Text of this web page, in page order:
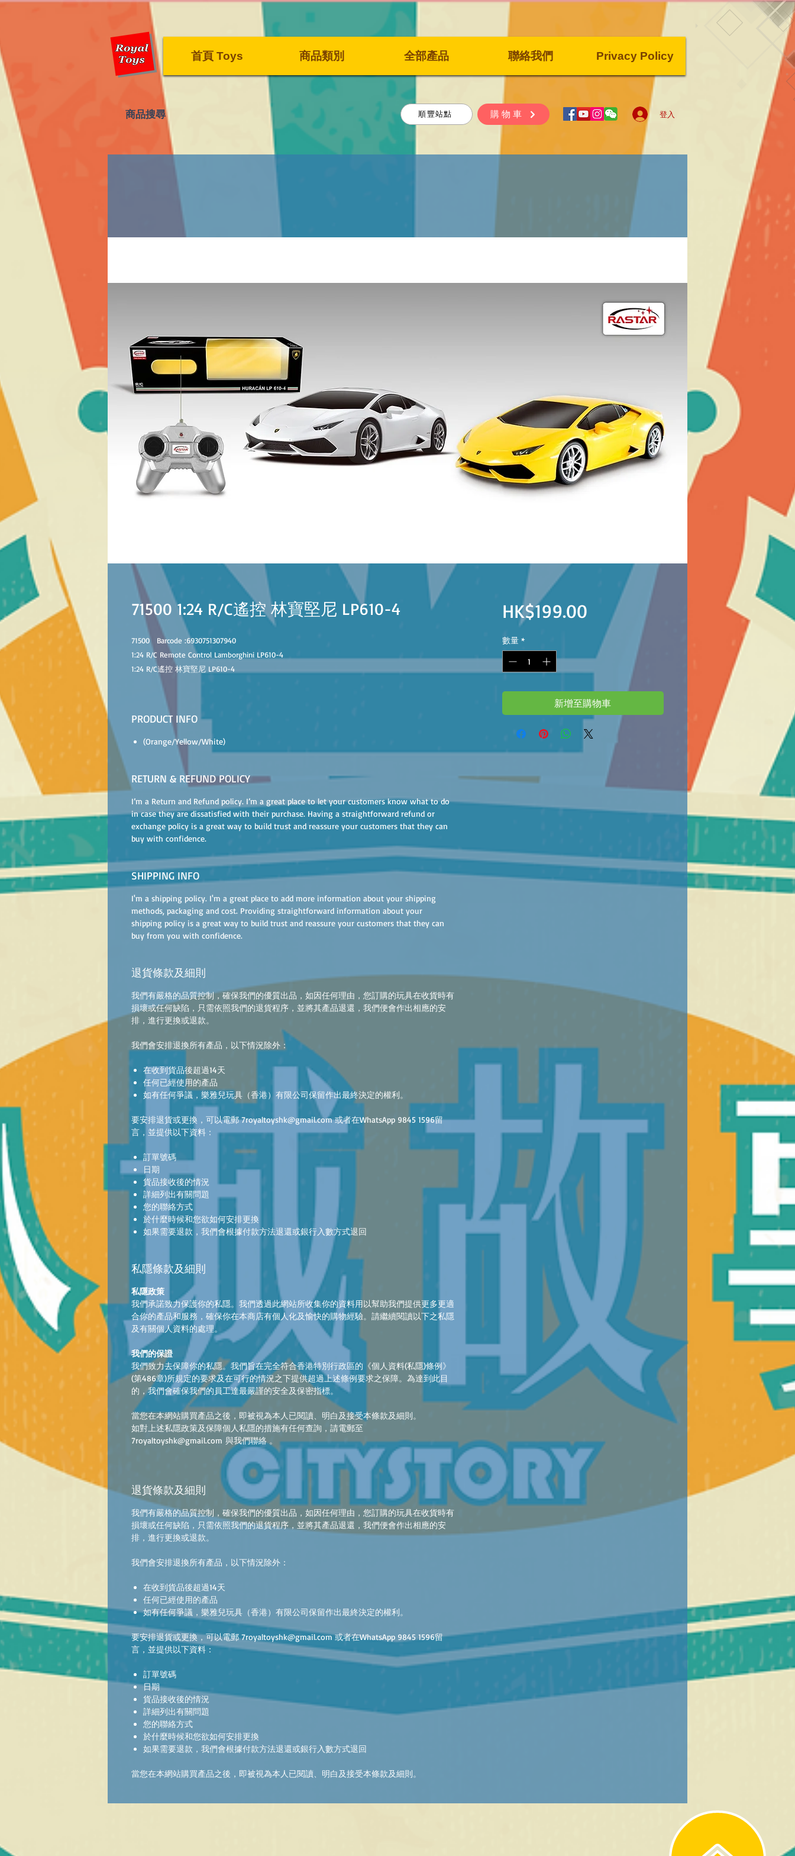
首頁 Toys 商品類別 全部產品 聯絡我們 Privacy Policy
​商品搜尋 順豐站點 購物車 登入
71500 1:24 R/C遙控 林寶堅尼 LP610-4
71500 Barcode :6930751307940
1:24 R/C Remote Control Lamborghini LP610-4
1:24 R/C遙控 林寶堅尼 LP610-4
PRODUCT INFO
(Orange/Yellow/White)
RETURN & REFUND POLICY
I’m a Return and Refund policy. I’m a great place to let your customers know what to do
in case they are dissatisfied with their purchase. Having a straightforward refund or
exchange policy is a great way to build trust and reassure your customers that they can
buy with confidence.
SHIPPING INFO
I'm a shipping policy. I'm a great place to add more information about your shipping
methods, packaging and cost. Providing straightforward information about your
shipping policy is a great way to build trust and reassure your customers that they can
buy from you with confidence.
退貨條款及細則
我們有嚴格的品質控制，確保我們的優質出品，如因任何理由，您訂購的玩具在收貨時有
損壞或任何缺陷，只需依照我們的退貨程序，並將其產品退還，我們便會作出相應的安
排，進行更換或退款。
我們會安排退換所有產品，以下情況除外：
在收到貨品後超過14天
任何已經使用的產品
如有任何爭議，樂雅兒玩具（香港）有限公司保留作出最終決定的權利。
要安排退貨或更換，可以電郵 7royaltoyshk@gmail.com 或者在WhatsApp 9845 1596留
言，並提供以下資料：
訂單號碼
日期
貨品接收後的情況
詳細列出有關問題
您的聯絡方式
於什麼時候和您欲如何安排更換
如果需要退款，我們會根據付款方法退還或銀行入數方式退回
私隱條款及細則
私隱政策
我們承諾致力保護你的私隱。我們透過此網站所收集你的資料用以幫助我們提供更多更適
合你的產品和服務，確保你在本商店有個人化及愉快的購物經驗。請繼續閱讀以下之私隱
及有關個人資料的處理。
我們的保證
我們致力去保障你的私隱。我們旨在完全符合香港特別行政區的《個人資料(私隱)條例》
(第486章)所規定的要求及在可行的情況之下提供超過上述條例要求之保障。為達到此目
的，我們會確保我們的員工達最嚴謹的安全及保密指標。
當您在本網站購買產品之後，即被視為本人已閱讀、明白及接受本條款及細則。
如對上述私隱政策及保障個人私隱的措施有任何查詢，請電郵至
7royaltoyshk@gmail.com 與我們聯絡 。
退貨條款及細則
我們有嚴格的品質控制，確保我們的優質出品，如因任何理由，您訂購的玩具在收貨時有
損壞或任何缺陷，只需依照我們的退貨程序，並將其產品退還，我們便會作出相應的安
排，進行更換或退款。
我們會安排退換所有產品，以下情況除外：
在收到貨品後超過14天
任何已經使用的產品
如有任何爭議，樂雅兒玩具（香港）有限公司保留作出最終決定的權利。
要安排退貨或更換，可以電郵 7royaltoyshk@gmail.com 或者在WhatsApp 9845 1596留
言，並提供以下資料：
訂單號碼
日期
貨品接收後的情況
詳細列出有關問題
您的聯絡方式
於什麼時候和您欲如何安排更換
如果需要退款，我們會根據付款方法退還或銀行入數方式退回
當您在本網站購買產品之後，即被視為本人已閱讀、明白及接受本條款及細則。
HK$199.00價
格
數量 *
新增至購物車